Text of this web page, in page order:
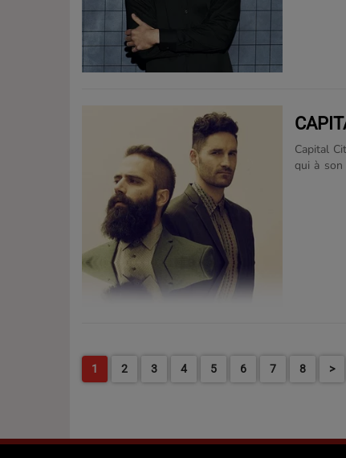
Capital
qui à son
1 2 3 4 5 6 7 8 >